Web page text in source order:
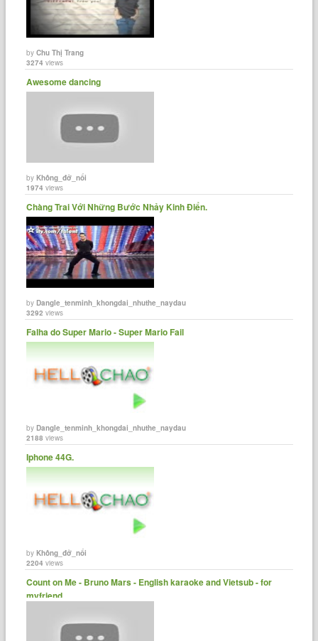
byChu Thị Trang
3274 views
Awesome dancing
byKhông_đở_nổi
1974 views
Chàng Trai Với Những Bước Nhảy Kinh Điển.
byDangle_tenminh_khongdai_nhuthe_naydau
3292 views
Falha do Super Mario - Super Mario Fail
byDangle_tenminh_khongdai_nhuthe_naydau
2188 views
Iphone 44G.
byKhông_đở_nổi
2204 views
Count on Me - Bruno Mars - English karaoke and Vietsub - for
myfriend. ......